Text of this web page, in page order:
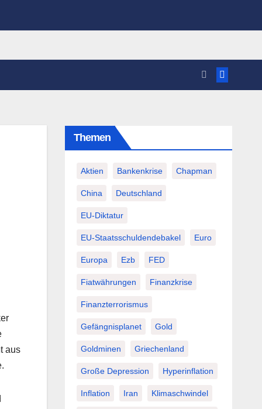
aus
Themen
Aktien Bankenkrise Chapman
China Deutschland
EU-Diktatur
EU-Staatsschuldendebakel Euro
Europa Ezb FED
Fiatwährungen Finanzkrise
Finanzterrorismus
Gefängnisplanet Gold
Goldminen Griechenland
Große Depression Hyperinflation
Inflation Iran Klimaschwindel